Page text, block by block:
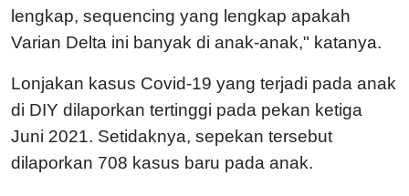
lengkap, sequencing yang lengkap apakah
Varian Delta ini banyak di anak-anak," katanya.
Lonjakan kasus Covid-19 yang terjadi pada anak
di DIY dilaporkan tertinggi pada pekan ketiga
Juni 2021. Setidaknya, sepekan tersebut
dilaporkan 708 kasus baru pada anak.